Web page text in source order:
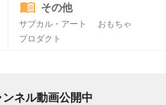
その他
サブカル・アート
おもちゃ
プロダクト
ネル動画公開中